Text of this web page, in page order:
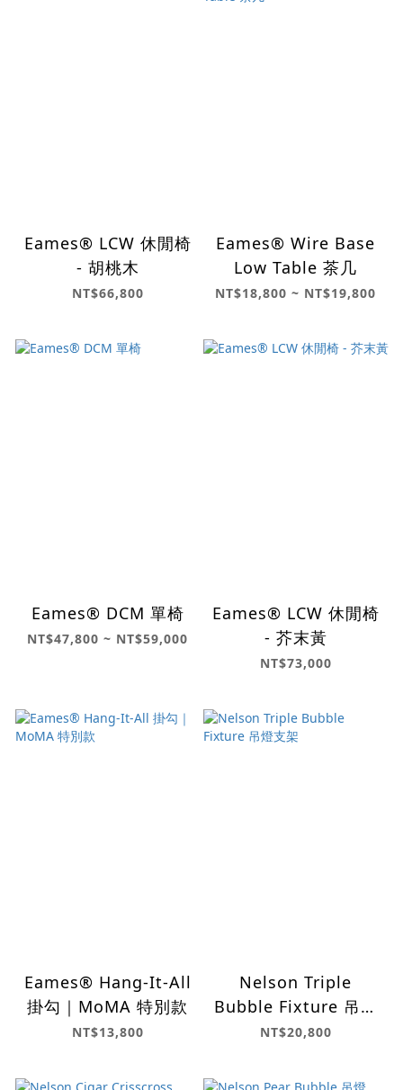
Eames® LCW 休閒椅
- 胡桃木
NT$66,800
Eames® Wire Base
Low Table 茶几
NT$18,800 ~ NT$19,800
Eames® DCM 單椅
NT$47,800 ~ NT$59,000
Eames® LCW 休閒椅
- 芥末黃
NT$73,000
Eames® Hang-It-All
掛勾｜MoMA 特別款
NT$13,800
Nelson Triple
Bubble Fixture 吊燈
支架
NT$20,800